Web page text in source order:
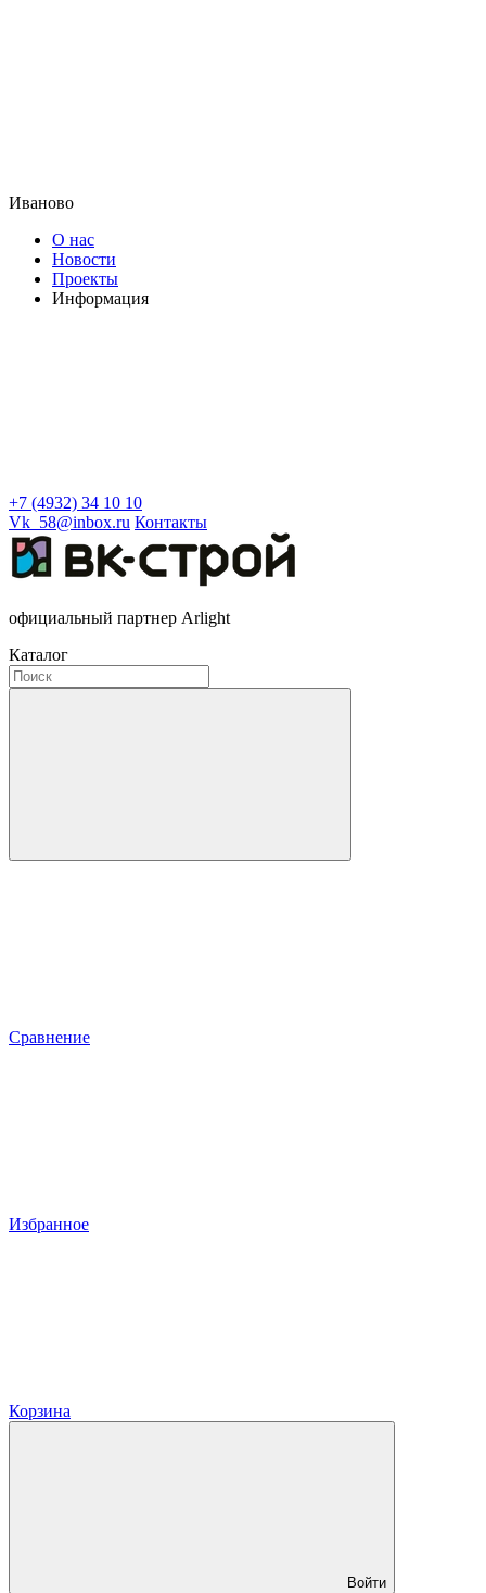
Иваново
О нас
Новости
Проекты
Информация
+7 (4932) 34 10 10
Vk_58@inbox.ru Контакты
официальный партнер Arlight
Каталог
Сравнение
Избранное
Корзина
Войти